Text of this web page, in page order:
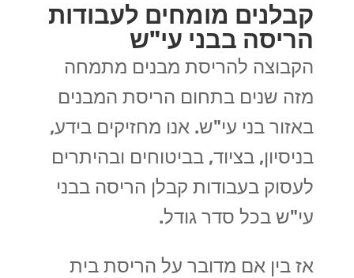
קבלנים מומחים לעבודות
הריסה בבני עי"ש
הקבוצה להריסת מבנים מתמחה
מזה שנים בתחום הריסת המבנים
באזור בני עי"ש. אנו מחזיקים בידע,
בניסיון, בציוד, בביטוחים ובהיתרים
לעסוק בעבודות קבלן הריסה בבני
עי"ש בכל סדר גודל.
אז בין אם מדובר על הריסת בית